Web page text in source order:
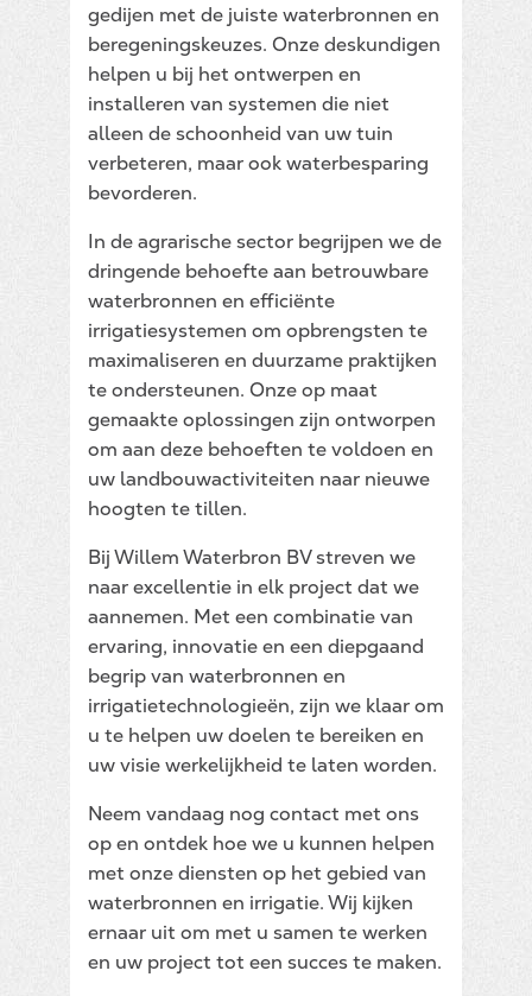
gedijen met de juiste waterbronnen en
beregeningskeuzes. Onze deskundigen
helpen u bij het ontwerpen en
installeren van systemen die niet
alleen de schoonheid van uw tuin
verbeteren, maar ook waterbesparing
bevorderen.
In de agrarische sector begrijpen we de
dringende behoefte aan betrouwbare
waterbronnen en efficiënte
irrigatiesystemen om opbrengsten te
maximaliseren en duurzame praktijken
te ondersteunen. Onze op maat
gemaakte oplossingen zijn ontworpen
om aan deze behoeften te voldoen en
uw landbouwactiviteiten naar nieuwe
hoogten te tillen.
Bij Willem Waterbron BV streven we
naar excellentie in elk project dat we
aannemen. Met een combinatie van
ervaring, innovatie en een diepgaand
begrip van waterbronnen en
irrigatietechnologieën, zijn we klaar om
u te helpen uw doelen te bereiken en
uw visie werkelijkheid te laten worden.
Neem vandaag nog contact met ons
op en ontdek hoe we u kunnen helpen
met onze diensten op het gebied van
waterbronnen en irrigatie. Wij kijken
ernaar uit om met u samen te werken
en uw project tot een succes te maken.